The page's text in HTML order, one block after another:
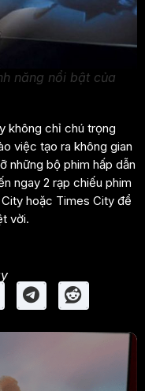
năng nổi bật của
không chỉ chú trọng
việc tạo ra không gian
những bộ phim hấp dẫn
ngay 2 rạp chiếu phim
hoặc Times City để
vời.